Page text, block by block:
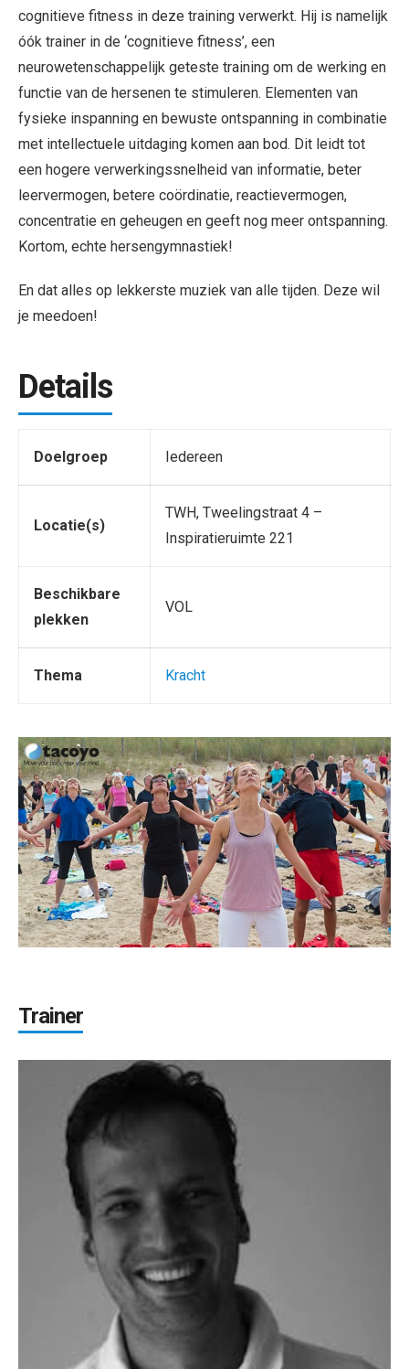
cognitieve fitness in deze training verwerkt. Hij is namelijk
óók trainer in de ‘cognitieve fitness’, een
neurowetenschappelijk geteste training om de werking en
functie van de hersenen te stimuleren. Elementen van
fysieke inspanning en bewuste ontspanning in combinatie
met intellectuele uitdaging komen aan bod. Dit leidt tot
een hogere verwerkingssnelheid van informatie, beter
leervermogen, betere coördinatie, reactievermogen,
concentratie en geheugen en geeft nog meer ontspanning.
Kortom, echte hersengymnastiek!
En dat alles op lekkerste muziek van alle tijden. Deze wil
je meedoen!
Details
Doelgroep Iedereen
Locatie(s)
TWH, Tweelingstraat 4 –
Inspiratieruimte 221
Beschikbare
plekken
VOL
Thema Kracht
Trainer